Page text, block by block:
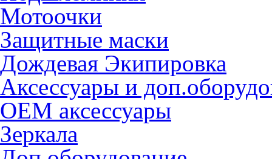
Мотоочки
Защитные маски
Дождевая Экипировка
Аксессуары и
OEM аксессуары
Зеркала